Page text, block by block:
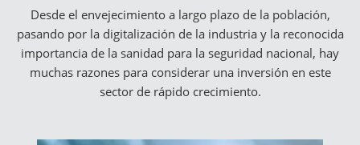
Desde el envejecimiento a largo plazo de la población,
pasando por la digitalización de la industria y la reconocida
importancia de la sanidad para la seguridad nacional, hay
muchas razones para considerar una inversión en este
sector de rápido crecimiento.